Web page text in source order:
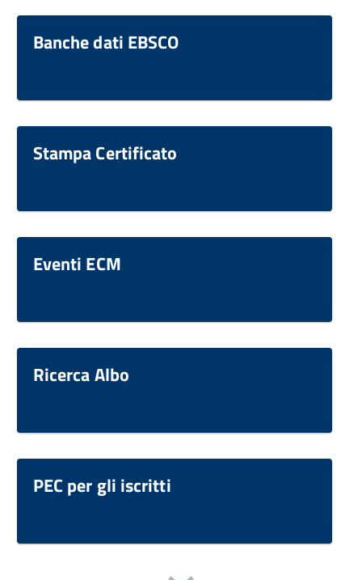
Banche dati EBSCO
Stampa Certificato
Eventi ECM
Ricerca Albo
PEC per gli iscritti